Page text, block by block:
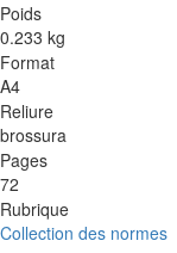
Poids
0.233 kg
Format
A4
Reliure
brossura
Pages
72
Rubrique
Collection des normes